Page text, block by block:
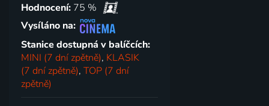
Hodnocení: 75 %
Vysíláno na:
Stanice dostupná v balíčcích:
MINI (7 dní zpětně), KLASIK
(7 dní zpětně),TOP (7 dní
zpětně)